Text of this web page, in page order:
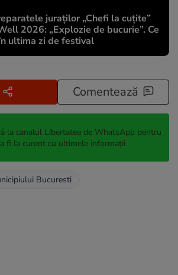
juraților „Chefi la cuțite”
2026: „Explozie de bucurie”. Ce
ultima zi de festival
Comentează
la canalul Libertatea de WhatsApp pentru
a fi la curent cu ultimele informații
Bucuresti